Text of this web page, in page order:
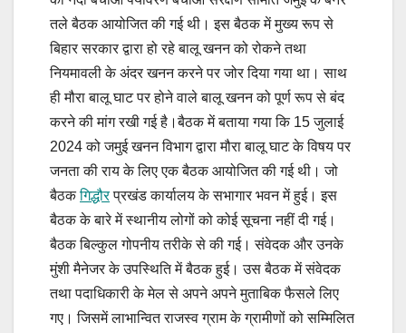
तले बैठक आयोजित की गई थी। इस बैठक में मुख्य रूप से
बिहार सरकार द्वारा हो रहे बालू खनन को रोकने तथा
नियमावली के अंदर खनन करने पर जोर दिया गया था। साथ
ही मौरा बालू घाट पर होने वाले बालू खनन को पूर्ण रूप से बंद
करने की मांग रखी गई है।बैठक में बताया गया कि 15 जुलाई
2024 को जमुई खनन विभाग द्वारा मौरा बालू घाट के विषय पर
जनता की राय के लिए एक बैठक आयोजित की गई थी। जो
बैठकगिद्धौरप्रखंड कार्यालय के सभागार भवन में हुई। इस
बैठक के बारे में स्थानीय लोगों को कोई सूचना नहीं दी गई।
बैठक बिल्कुल गोपनीय तरीके से की गई। संवेदक और उनके
मुंशी मैनेजर के उपस्थिति में बैठक हुई। उस बैठक में संवेदक
तथा पदाधिकारी के मेल से अपने अपने मुताबिक फैसले लिए
गए। जिसमें लाभान्वित राजस्व ग्राम के ग्रामीणों को सम्मिलित